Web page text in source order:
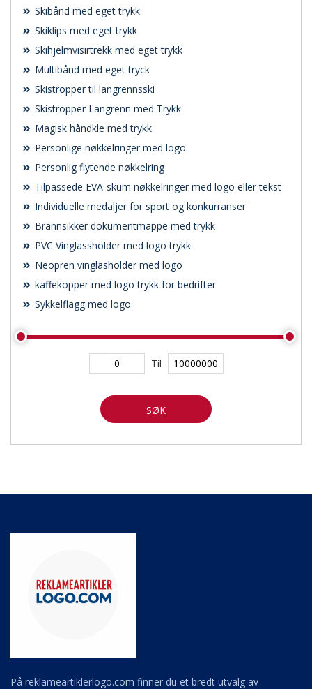
Skibånd med eget trykk
Skiklips med eget trykk
Skihjelmvisirtrekk med eget trykk
Multibånd med eget tryck
Skistropper til langrennsski
Skistropper Langrenn med Trykk
Magisk håndkle med trykk
Personlige nøkkelringer med logo
Personlig flytende nøkkelring
Tilpassede EVA-skum nøkkelringer med logo eller tekst
Individuelle medaljer for sport og konkurranser
Brannsikker dokumentmappe med trykk
PVC Vinglassholder med logo trykk
Neopren vinglasholder med logo
kaffekopper med logo trykk for bedrifter
Sykkelflagg med logo
Til
SØK
På reklameartiklerlogo.com finner du et bredt utvalg av